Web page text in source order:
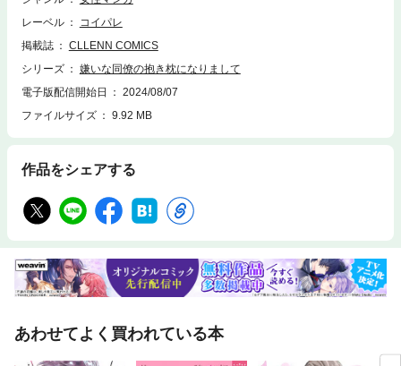
レーベル
コイパレ
掲載誌
CLLENN COMICS
シリーズ
嫌いな同僚の抱き枕になりまして
電子版配信開始日
2024/08/07
ファイルサイズ
9.92 MB
作品をシェアする
あわせてよく買われている本